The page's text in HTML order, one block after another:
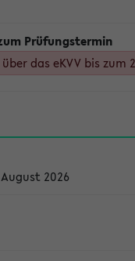
das eKVV bis zum
2026